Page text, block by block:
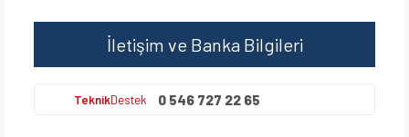
İletişim ve Banka Bilgileri
TeknikDestek 0 546 727 22 65